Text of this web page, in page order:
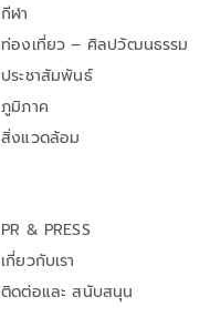
กีฬา
ท่องเที่ยว – ศิลปวัฒนธรรม
ประชาสัมพันธ์
ภูมิภาค
สิ่งแวดล้อม
PR & PRESS
เกี่ยวกับเรา
ติดต่อและ สนับสนุน